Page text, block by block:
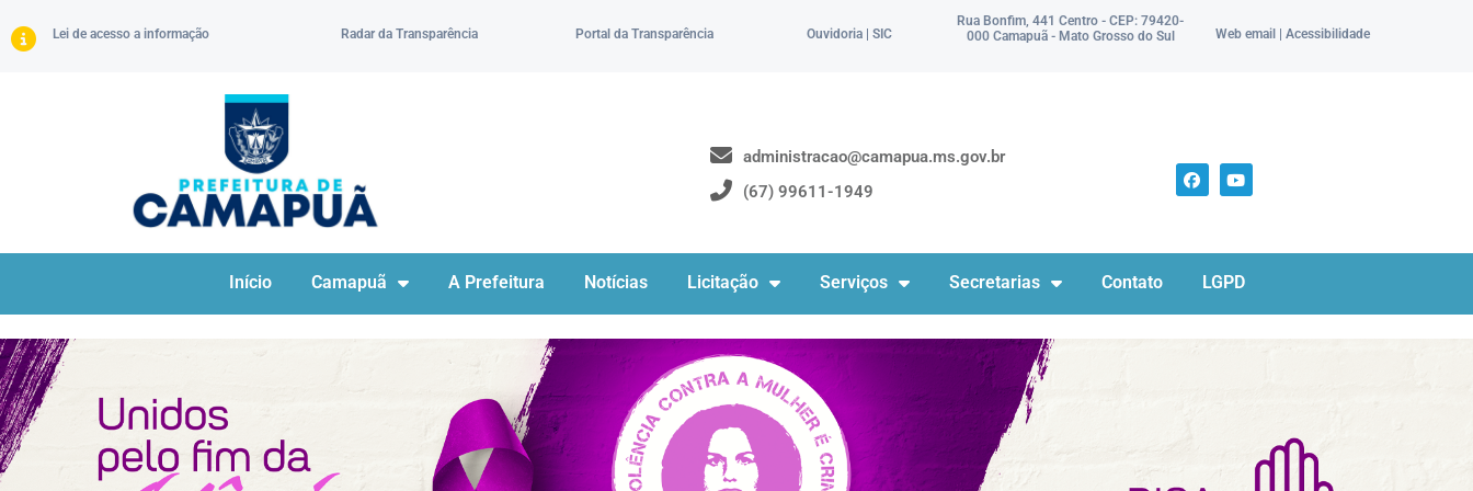
Lei de acesso a informação Radar da Transparência Portal da Transparência Ouvidoria | SIC
Rua Bonfim, 441 Centro - CEP: 79420-
000 Camapuã - Mato Grosso do Sul
Web email | Acessibilidade
administracao@camapua.ms.gov.br
(67) 99611-1949
Início Camapuã A Prefeitura Notícias Licitação Serviços Secretarias Contato LGPD